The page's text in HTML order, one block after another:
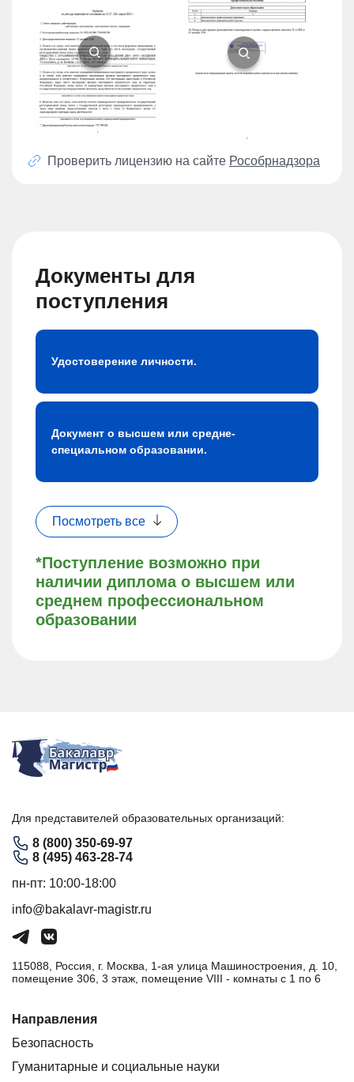
Проверить лицензию на сайте Рособрнадзора
Документы для
поступления
*Поступление возможно при
наличии диплома о высшем или
среднем профессиональном
образовании
Удостоверение личности.
Документ о высшем или средне-
специальном образовании.
Посмотреть все
Для представителей образовательных организаций:
8 (800) 350-69-97
8 (495) 463-28-74
пн-пт: 10:00-18:00
info@bakalavr-magistr.ru
115088, Россия, г. Москва, 1-ая улица Машиностроения, д. 10,
помещение 306, 3 этаж, помещение VIII - комнаты с 1 по 6
Направления
Безопасность
Гуманитарные и социальные науки